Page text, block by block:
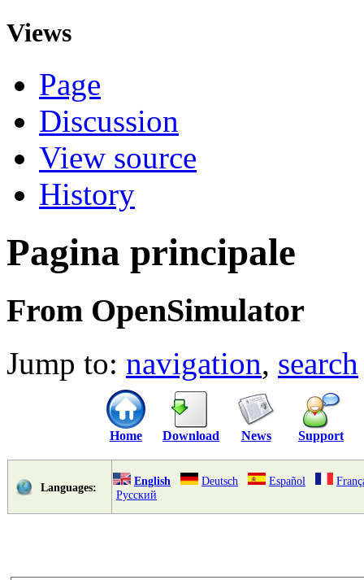
Views
Page
Discussion
View source
History
Pagina principale
From OpenSimulator
Jump to: navigation, search
Home Download News Support
Languages:
English Deutsch Español
Русский